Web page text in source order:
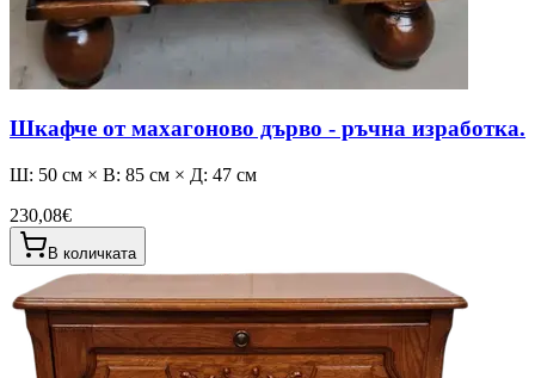
Шкафче от махагоново дърво - ръчна изработка.
Ш: 50 см × В: 85 см × Д: 47 см
230,08€
В количката